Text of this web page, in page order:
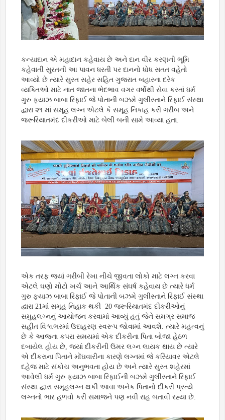
કન્યાદાન એ મહાદાન કહેવાય છે અને દાન વીર કરણની ભૂમિ
કહેવાતી સુરતની આ પાવન ધરતી પર દાનનો ધોધ સતત વહેતો
આવ્યો છે ત્યારે સુરત સહેર સહિત ગુજરાત બહારના દરેક
વ્યક્તિઓ માટે નાત જાતના ભેદભાવ વગર વર્ષોથી સેવા કરતાં ધર્મ
ગુરુ ફયાઝ બાબા રિફાઈ જે પોતાની બઝમે ગુલીસ્તાને રિફાઈ સંસ્થા
દ્વારા ૨૧ માં સમૂહ લગ્ન એટલે કે સમૂહ નિકાહ કરી ગરીબ અને
જરૂરિયાતમંદ દીકરીઓ માટે બેલી બની સામે આવ્યા હતા.
એક તરફ જ્યાં ગરીબી રેખા નીચે જીવતા લોકો માટે લગ્ન કરવા
એટલે ઘણો મોટો ખર્ચ આને આર્થિક સંઘર્ષ કહેવાય છે ત્યારે ધર્મ
ગુરુ ફયાઝ બાબા રિફાઈ જે પોતાની બઝમે ગુલીસ્તાને રિફાઈ સંસ્થા
દ્વારા 21માં સમૂહ નિહાક થકી 20 જરૂરિયાતમંદ દીકરીઓનું
સમુહલગ્નનું આયોજન કરવામાં આવ્યું હતું જેને સમગ્ર સમાજ
સહીત વિશ્વભરમાં ઉદાહરણ સ્વરૂપ જોવામાં આવશે. ત્યારે મહત્વનું
છે કે આજના કપરા સમયમાં એક દીકરીના પિતા બોજા હેઠળ
દબાયેલ હોય છે, જ્યાં દીકરીની ઉમર લગ્ન લાયક થાય છે ત્યારે
એ દીકરાના પિતાને મોંઘવારીના કારણે લગ્નમાં જે કરિયાવર એટલે
દહેજ માટે સંકોચ અનુભવતા હોય છે અને ત્યારે સુરત શહેરમાં
આવેલી ધર્મ ગુરુ ફયાઝ બાબા રિફાઈની બઝમે ગુલીસ્તાને રિફાઈ
સંસ્થા દ્વારા સમૂહલગ્ન થકી આવા અનેક પિતાનો દીકરી પ્રત્યે
લગ્નનો ભાર હળવો કરી સમાજને પણ નવી રાહ બતાવી રહ્યા છે.